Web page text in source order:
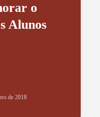
o
Alunos
de 2018